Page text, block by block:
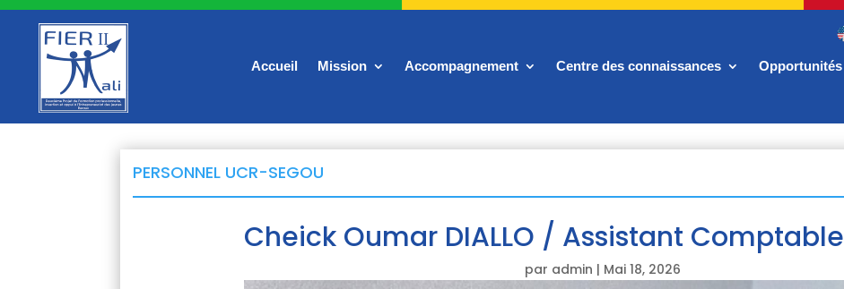
Accueil Mission Accompagnement Centre des connaissances Opportunités
PERSONNEL UCR-SEGOU
Cheick Oumar DIALLO / Assistant Comptable
par admin | Mai 18, 2026